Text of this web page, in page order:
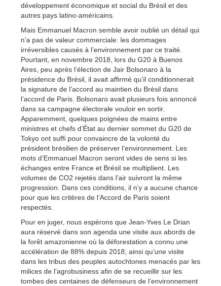
développement économique et social du Brésil et des
autres pays latino-américains.
Mais Emmanuel Macron semble avoir oublié un détail qui
n’a pas de valeur commerciale: les dommages
irréversibles causés à l’environnement par ce traité.
Pourtant, en novembre 2018, lors du G20 à Buenos
Aires, peu après l’élection de Jair Bolsonaro à la
présidence du Brésil, il avait affirmé qu’il conditionnerait
la signature de l’accord au maintien du Brésil dans
l’accord de Paris. Bolsonaro avait plusieurs fois annoncé
dans sa campagne électorale vouloir en sortir.
Apparemment, quelques poignées de mains entre
ministres et chefs d’État au dernier sommet du G20 de
Tokyo ont suffi pour convaincre de la volonté du
président brésilien de préserver l’environnement. Les
mots d’Emmanuel Macron seront vides de sens si les
échanges entre France et Brésil se multiplient. Les
volumes de CO2 rejetés dans l’air suivront la même
progression. Dans ces conditions, il n’y a aucune chance
pour que les critères de l’Accord de Paris soient
respectés.
Pour en juger, nous espérons que Jean-Yves Le Drian
aura réservé dans son agenda une visite aux abords de
la forêt amazonienne où la déforestation a connu une
accélération de 88% depuis 2018; ainsi qu’une visite
dans les tribus des peuples autochtones menacés par les
milices de l’agrobusiness afin de se recueillir sur les
tombes des centaines de défenseurs de l’environnement